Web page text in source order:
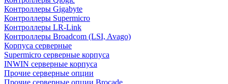
Контроллеры Gigabyte
Контроллеры Supermicro
Контроллеры LR-Link
Контроллеры Broadcom (LSI, Avago)
Корпуса серверные
Supermicro серверные корпуса
INWIN серверные корпуса
Прочие серверные опции
Прочие серверные опции Brocade